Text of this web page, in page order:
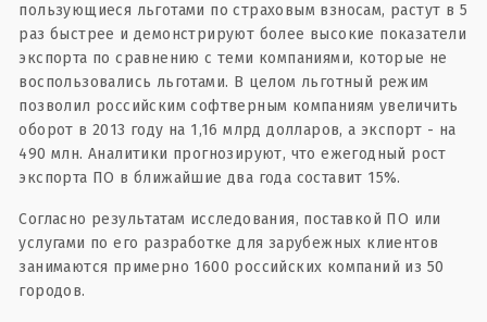
пользующиеся льготами по страховым взносам, растут в 5
раз быстрее и демонстрируют более высокие показатели
экспорта по сравнению с теми компаниями, которые не
воспользовались льготами. В целом льготный режим
позволил российским софтверным компаниям увеличить
оборот в 2013 году на 1,16 млрд долларов, а экспорт - на
490 млн. Аналитики прогнозируют, что ежегодный рост
экспорта ПО в ближайшие два года составит 15%.
Согласно результатам исследования, поставкой ПО или
услугами по его разработке для зарубежных клиентов
занимаются примерно 1600 российских компаний из 50
городов.